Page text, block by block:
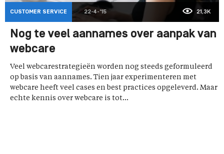
CUSTOMER SERVICE 22-4-'15 21,3K
Nog te veel aannames over aanpak van
webcare
Veel webcarestrategieën worden nog steeds geformuleerd
op basis van aannames. Tien jaar experimenteren met
webcare heeft veel cases en best practices opgeleverd. Maar
echte kennis over webcare is tot...